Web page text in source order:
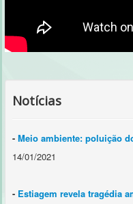
Notícias
- Meio ambiente: poluição
14/01/2021
- Estiagem revela tragédia